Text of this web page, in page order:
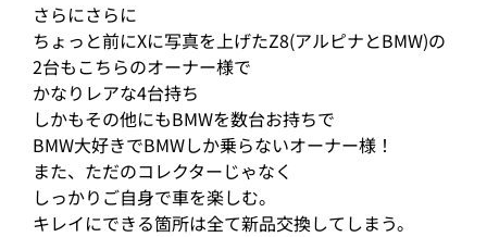
さらにさらに
ちょっと前にXに写真を上げたZ8(アルピナとBMW)の
2台もこちらのオーナー様で
かなりレアな4台持ち
しかもその他にもBMWを数台お持ちで
BMW大好きでBMWしか乗らないオーナー様！
また、ただのコレクターじゃなく
しっかりご自身で車を楽しむ。
キレイにできる箇所は全て新品交換してしまう。